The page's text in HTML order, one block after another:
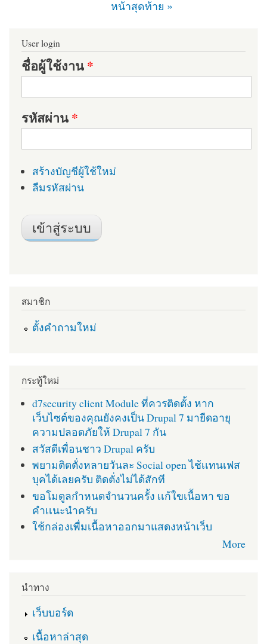
หน้าสุดท้าย »
User login
ชื่อผู้ใช้งาน*
รหัสผ่าน*
สร้างบัญชีผู้ใช้ใหม่
ลืมรหัสผ่าน
สมาชิก
ตั้งคำถามใหม่
กระทู้ใหม่
d7security client Module ที่ควรติดตั้ง หาก
เว็บไซต์ของคุณยังคงเป็น Drupal 7 มายืดอายุ
ความปลอดภัยให้ Drupal 7 กัน
สวัสดีเพื่อนชาว Drupal ครับ
พยามติดตั่งหลายวันละ Social open ไช้เเทนเฟส
บุคได้เลยครับ ติดตั่งไม่ได้สักที
ขอโมดูลกำหนดจำนวนครั้ง เเก้ใขเนื้อหา ขอ
คำเเนะนำครับ
ใช้กล่องเพื่มเนื้อหาออกมาแสดงหน้าเว็บ
More
นำทาง
เว็บบอร์ด
เนื้อหาล่าสุด